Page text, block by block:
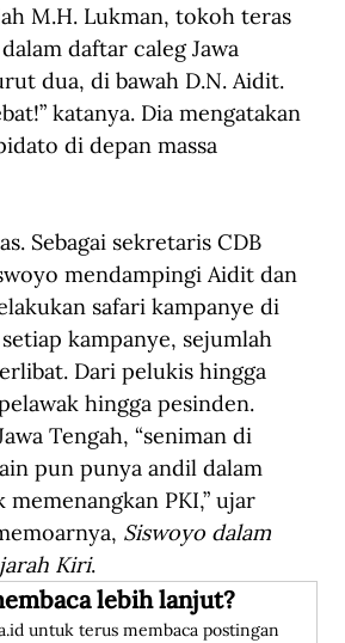
M.H. Lukman, tokoh teras
daftar caleg Jawa
dua, di bawah D.N. Aidit.
katanya. Dia mengatakan
di depan massa
Sebagai sekretaris CDB
mendampingi Aidit dan
safari kampanye di
kampanye, sejumlah
Dari pelukis hingga
hingga pesinden.
Tengah, “seniman di
pun punya andil dalam
PKI,” ujar
Siswoyo dalam
Kiri.
lebih lanjut?
untuk terus membaca postingan